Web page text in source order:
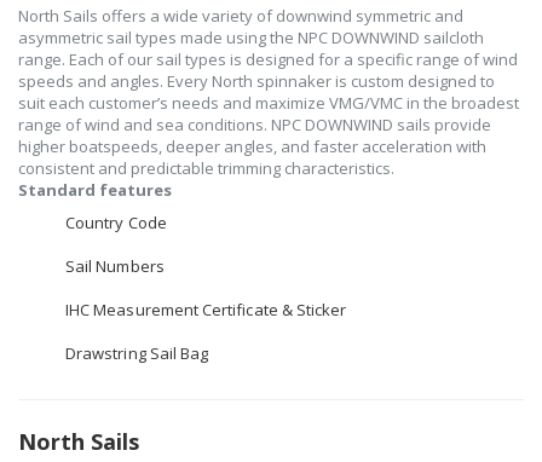
North Sails offers a wide variety of downwind symmetric and
asymmetric sail types made using the NPC DOWNWIND sailcloth
range. Each of our sail types is designed for a specific range of wind
speeds and angles. Every North spinnaker is custom designed to
suit each customer’s needs and maximize VMG/VMC in the broadest
range of wind and sea conditions. NPC DOWNWIND sails provide
higher boatspeeds, deeper angles, and faster acceleration with
consistent and predictable trimming characteristics.
Standard features
Country Code
Sail Numbers
IHC Measurement Certificate & Sticker
Drawstring Sail Bag
North Sails